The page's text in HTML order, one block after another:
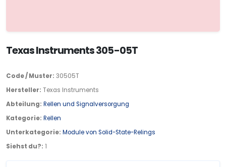
Texas Instruments 305-05T
Code / Muster: 30505T
Hersteller: Texas Instruments
Abteilung: Rellen und Signalversorgung
Kategorie: Rellen
Unterkategorie: Module von Solid-State-Relings
Siehst du?: 1